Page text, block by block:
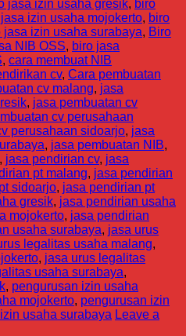
jasa izin usaha gresik, biro
izin usaha mojokerto, biro
jasa izin usaha surabaya, Biro
NIB OSS, biro jasa
, cara membuat NIB
cv, Cara pembuatan
cv malang, jasa
, jasa pembuatan cv
cv perusahaan
perusahaan sidoarjo, jasa
, jasa pembuatan NIB,
, jasa pendirian cv, jasa
pt malang, jasa pendirian
sidoarjo, jasa pendirian pt
gresik, jasa pendirian usaha
mojokerto, jasa pendirian
usaha surabaya, jasa urus
legalitas usaha malang,
, jasa urus legalitas
usaha surabaya,
, pengurusan izin usaha
mojokerto, pengurusan izin
usaha surabaya Leave a